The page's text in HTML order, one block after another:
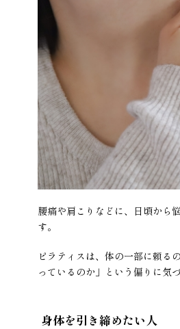
腰痛や肩こりなどに、日頃から
す。
ピラティスは、体の一部に頼る
っているのか」という偏りに気
身体を引き締めたい人